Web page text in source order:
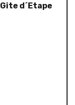
Gite d´Etape